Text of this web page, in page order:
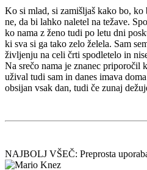
Ko si mlad, si zamišljaš kako bo,
ne, da bi lahko naletel na težave.
ko nama z ženo tudi po letu dni
ki sva si ga tako zelo želela. Sam
življenju na celi črti spodletelo in
Na srečo nama je znanec priporočil
užival tudi sam in danes imava
obsijan vsak dan, tudi če zunaj
NAJBOLJ VŠEČ: Preprosta